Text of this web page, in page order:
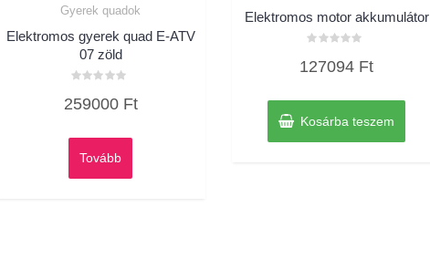
Gyerek quadok
Elektromos gyerek quad E-ATV
07 zöld
0
259000 Ft
Tovább
Elektromos motor akkumulátor
0
127094 Ft
Kosárba teszem